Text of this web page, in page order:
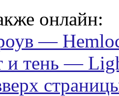
онлайн:
—
и тень —